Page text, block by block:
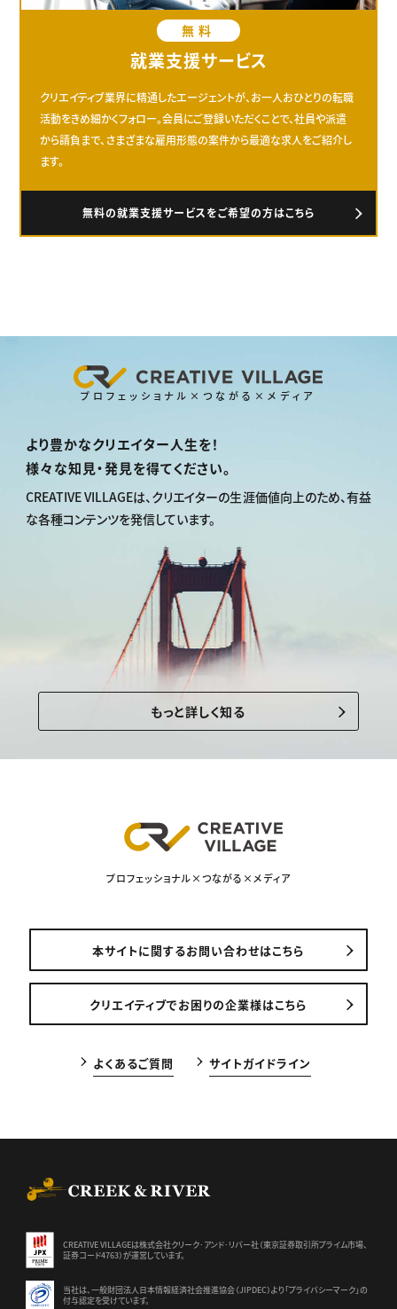
無料
就業支援サービス
クリエイティブ業界に精通したエージェントが、お一人おひとりの転職
活動をきめ細かくフォロー。会員にご登録いただくことで、社員や派遣
から請負まで、さまざまな雇用形態の案件から最適な求人をご紹介し
ます。
無料の就業支援サービスをご希望の方はこちら
プロフェッショナル×つながる×メディア
より豊かなクリエイター人生を！
様々な知見・発見を得てください。
CREATIVE VILLAGEは、クリエイターの生涯価値向上のため、有益
な各種コンテンツを発信しています。
もっと詳しく知る
プロフェッショナル×つながる×メディア
本サイトに関するお問い合わせはこちら
クリエイティブでお困りの企業様はこちら
よくあるご質問 サイトガイドライン
CREATIVE VILLAGEは株式会社クリーク･アンド･リバー社（東京証券取引所プライム市場、
証券コード4763）が運営しています。
当社は、一般財団法人日本情報経済社会推進協会（JIPDEC）より 「プライバシーマーク」の
付与認定を受けています。